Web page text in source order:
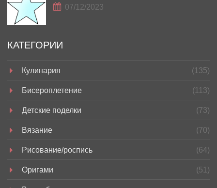
07/12/2023
КАТЕГОРИИ
Кулинария (135)
Бисероплетение (113)
Детские поделки (73)
Вязание (70)
Рисование/роспись (64)
Оригами (51)